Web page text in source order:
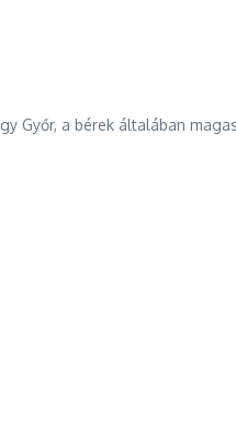
Győr, a bérek általában